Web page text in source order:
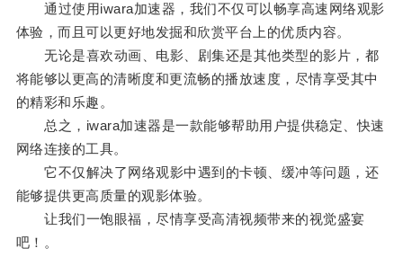
通过使用iwara加速器，我们不仅可以畅享高速网络观影
体验，而且可以更好地发掘和欣赏平台上的优质内容。
无论是喜欢动画、电影、剧集还是其他类型的影片，都
将能够以更高的清晰度和更流畅的播放速度，尽情享受其中
的精彩和乐趣。
总之，iwara加速器是一款能够帮助用户提供稳定、快速
网络连接的工具。
它不仅解决了网络观影中遇到的卡顿、缓冲等问题，还
能够提供更高质量的观影体验。
让我们一饱眼福，尽情享受高清视频带来的视觉盛宴
吧！。